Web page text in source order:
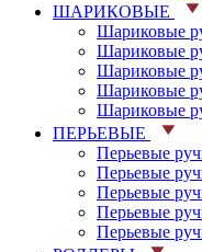
ШАРИКОВЫЕ
Шариковые
Шариковые
Шариковые
Шариковые
Шариковые
ПЕРЬЕВЫЕ
Перьевые
Перьевые
Перьевые
Перьевые
Перьевые